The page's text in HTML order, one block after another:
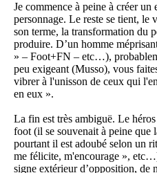
Je commence à peine à créer
personnage. Le reste se tient, le
son terme, la transformation du
produire. D’un homme
» – Foot+FN – etc…),
peu exigeant (Musso), vous
vibrer à l'unisson de ceux qui
en eux ».
La fin est très ambiguë. Le héros
foot (il se souvenait à peine que
pourtant il est adoubé selon un
me félicite, m'encourage »,
signe extérieur d’opposition, de